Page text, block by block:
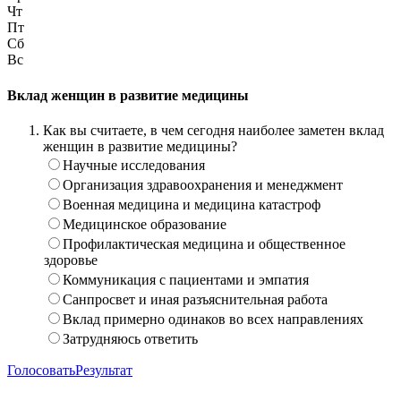
Чт
Пт
Сб
Вс
Вклад женщин в развитие медицины
Как вы считаете, в чем сегодня наиболее заметен вклад
женщин в развитие медицины?
Научные исследования
Организация здравоохранения и менеджмент
Военная медицина и медицина катастроф
Медицинское образование
Профилактическая медицина и общественное
здоровье
Коммуникация с пациентами и эмпатия
Санпросвет и иная разъяснительная работа
Вклад примерно одинаков во всех направлениях
Затрудняюсь ответить
ГолосоватьРезультат